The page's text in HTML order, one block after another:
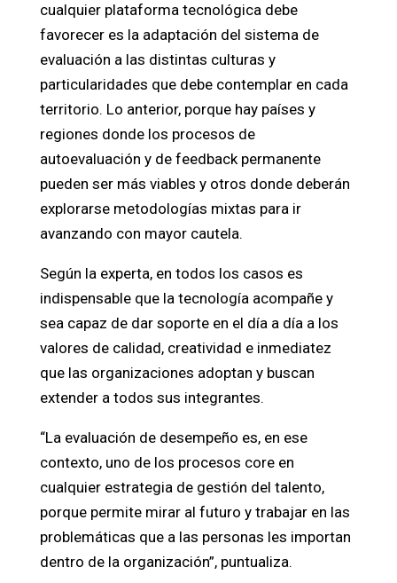
cualquier plataforma tecnológica debe
favorecer es la adaptación del sistema de
evaluación a las distintas culturas y
particularidades que debe contemplar en cada
territorio. Lo anterior, porque hay países y
regiones donde los procesos de
autoevaluación y de feedback permanente
pueden ser más viables y otros donde deberán
explorarse metodologías mixtas para ir
avanzando con mayor cautela.
Según la experta, en todos los casos es
indispensable que la tecnología acompañe y
sea capaz de dar soporte en el día a día a los
valores de calidad, creatividad e inmediatez
que las organizaciones adoptan y buscan
extender a todos sus integrantes.
“La evaluación de desempeño es, en ese
contexto, uno de los procesos core en
cualquier estrategia de gestión del talento,
porque permite mirar al futuro y trabajar en las
problemáticas que a las personas les importan
dentro de la organización”, puntualiza.